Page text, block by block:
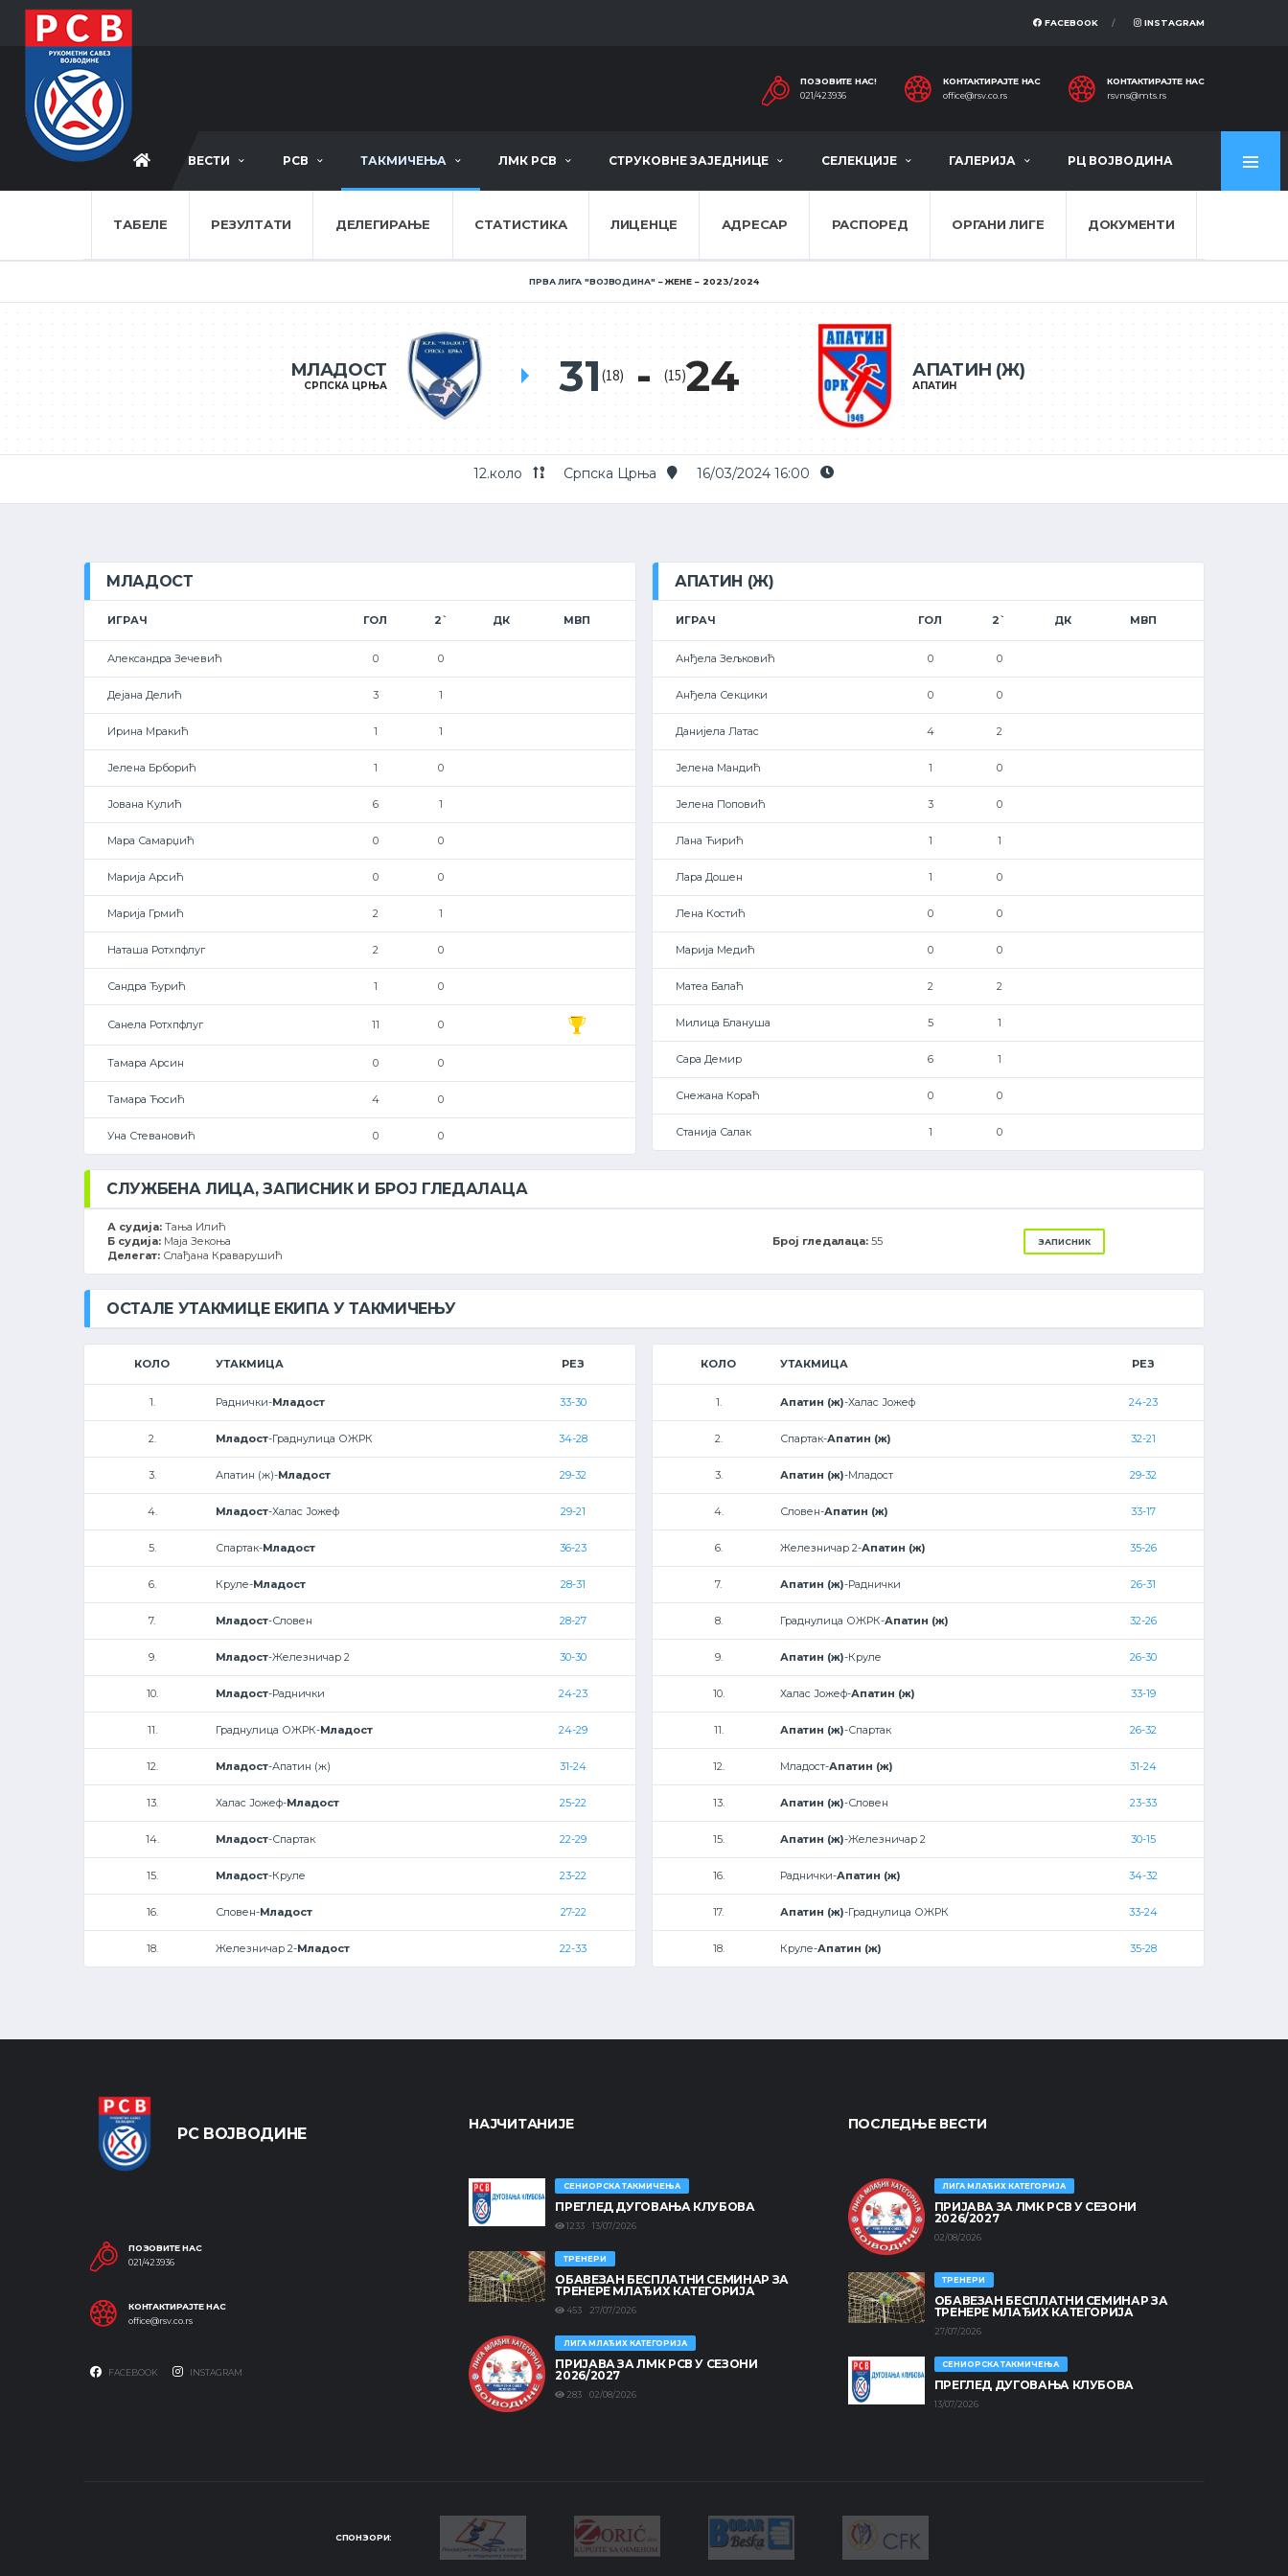
FACEBOOK INSTAGRAM
ПОЗОВИТЕ НАС!
021/423936
КОНТАКТИРАЈТЕ НАС
office@rsv.co.rs
КОНТАКТИРАЈТЕ НАС
rsvns@mts.rs
ВЕСТИ РСВ ТАКМИЧЕЊА ЛМК РСВ СТРУКОВНЕ ЗАЈЕДНИЦЕ СЕЛЕКЦИЈЕ ГАЛЕРИЈА РЦ ВОЈВОДИНА
ТАБЕЛЕ РЕЗУЛТАТИ ДЕЛЕГИРАЊЕ СТАТИСТИКА ЛИЦЕНЦЕ АДРЕСАР РАСПОРЕД ОРГАНИ ЛИГЕ ДОКУМЕНТИ
ПРВА ЛИГА ''ВОЈВОДИНА'' ЖЕНЕ 2023/2024
МЛАДОСТ
СРПСКА ЦРЊА 31 (18) АПАТИН (Ж)
АПАТИН
(15)24
12.коло Српска Црња 16/03/2024 16:00
МЛАДОСТ
ИГРАЧ ГОЛ 2` ДК МВП
Александра Зечевић 0 0
Дејана Делић 3 1
Ирина Мракић 1 1
Јелена Брборић 1 0
Јована Кулић 6 1
Мара Самарџић 0 0
Марија Арсић 0 0
Марија Грмић 2 1
Наташа Ротхпфлуг 2 0
Сандра Ђурић 1 0
Санела Ротхпфлуг 11 0
Тамара Арсин 0 0
Тамара Ћосић 4 0
Уна Стевановић 0 0
АПАТИН (Ж)
ИГРАЧ ГОЛ 2` ДК МВП
Анђела Зељковић 0 0
Анђела Секцики 0 0
Данијела Латас 4 2
Јелена Мандић 1 0
Јелена Поповић 3 0
Лана Ћирић 1 1
Лара Дошен 1 0
Лена Костић 0 0
Марија Медић 0 0
Матеа Балаћ 2 2
Милица Блануша 5 1
Сара Демир 6 1
Снежана Кораћ 0 0
Станија Салак 1 0
СЛУЖБЕНА ЛИЦА, ЗАПИСНИК И БРОЈ ГЛЕДАЛАЦА
А судија: Тања Илић
Б судија: Маја Зекоња
Делегат: Слађана Краварушић
Број гледалаца: 55 ЗАПИСНИК
ОСТАЛЕ УТАКМИЦЕ ЕКИПА У ТАКМИЧЕЊУ
КОЛО УТАКМИЦА РЕЗ
1. Раднички-Младост 33-30
2. Младост-Граднулица ОЖРК 34-28
3. Апатин (ж)-Младост 29-32
4. Младост-Халас Јожеф 29-21
5. Спартак-Младост 36-23
6. Круле-Младост 28-31
7. Младост-Словен 28-27
9. Младост-Железничар 2 30-30
10. Младост-Раднички 24-23
11. Граднулица ОЖРК-Младост 24-29
12. Младост-Апатин (ж) 31-24
13. Халас Јожеф-Младост 25-22
14. Младост-Спартак 22-29
15. Младост-Круле 23-22
16. Словен-Младост 27-22
18. Железничар 2-Младост 22-33
КОЛО УТАКМИЦА РЕЗ
1. Апатин (ж)-Халас Јожеф 24-23
2. Спартак-Апатин (ж) 32-21
3. Апатин (ж)-Младост 29-32
4. Словен-Апатин (ж) 33-17
6. Железничар 2-Апатин (ж) 35-26
7. Апатин (ж)-Раднички 26-31
8. Граднулица ОЖРК-Апатин (ж) 32-26
9. Апатин (ж)-Круле 26-30
10. Халас Јожеф-Апатин (ж) 33-19
11. Апатин (ж)-Спартак 26-32
12. Младост-Апатин (ж) 31-24
13. Апатин (ж)-Словен 23-33
15. Апатин (ж)-Железничар 2 30-15
16. Раднички-Апатин (ж) 34-32
17. Апатин (ж)-Граднулица ОЖРК 33-24
18. Круле-Апатин (ж) 35-28
РС ВОЈВОДИНЕ
ПОЗОВИТЕ НАС
021/423936
КОНТАКТИРАЈТЕ НАС
office@rsv.co.rs
FACEBOOK INSTAGRAM
НАЈЧИТАНИЈЕ
СЕНИОРСКА ТАКМИЧЕЊА
ПРЕГЛЕД ДУГОВАЊА КЛУБОВА
1233 13/07/2026
ТРЕНЕРИ
ОБАВЕЗАН БЕСПЛАТНИ СЕМИНАР ЗА
ТРЕНЕРЕ МЛАЂИХ КАТЕГОРИЈА
453 27/07/2026
ЛИГА МЛАЂИХ КАТЕГОРИЈА
ПРИЈАВА ЗА ЛМК РСВ У СЕЗОНИ
2026/2027
283 02/08/2026
ПОСЛЕДЊЕ ВЕСТИ
ЛИГА МЛАЂИХ КАТЕГОРИЈА
ПРИЈАВА ЗА ЛМК РСВ У СЕЗОНИ
2026/2027
02/08/2026
ТРЕНЕРИ
ОБАВЕЗАН БЕСПЛАТНИ СЕМИНАР ЗА
ТРЕНЕРЕ МЛАЂИХ КАТЕГОРИЈА
27/07/2026
СЕНИОРСКА ТАКМИЧЕЊА
ПРЕГЛЕД ДУГОВАЊА КЛУБОВА
13/07/2026
СПОНЗОРИ: